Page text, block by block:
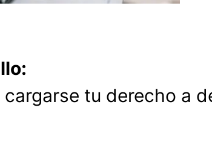
tu derecho a